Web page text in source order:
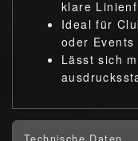
klare
Ideal für
oder Events
Lässt sich